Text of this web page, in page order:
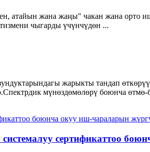
атайын жана жаңы" чакан жана орто
чыгарды үчүнчүдөн ...
жарыкты тандап
мүнөздөмөлөрү боюнча өтмө-
сертификаттоо